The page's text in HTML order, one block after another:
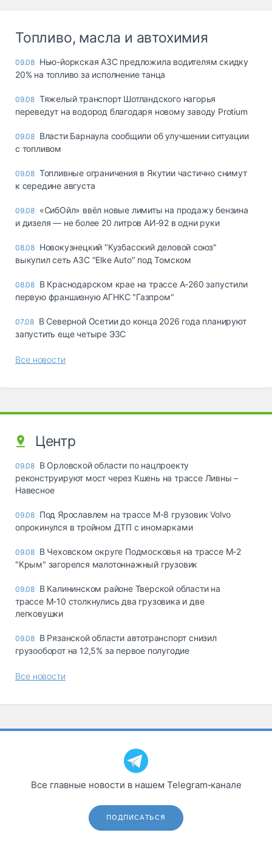
Топливо, масла и автохимия
09.08 Нью-йоркская АЗС предложила водителям скидку
20% на топливо за исполнение танца
09.08 Тяжелый транспорт Шотландского нагорья
переведут на водород благодаря новому заводу Protium
09.08 Власти Барнаула сообщили об улучшении ситуации
с топливом
09.08 Топливные ограничения в Якутии частично снимут
к середине августа
09.08 «СибОйл» ввёл новые лимиты на продажу бензина
и дизеля — не более 20 литров АИ‑92 в одни руки
08.08 Новокузнецкий "Кузбасский деловой союз"
выкупил сеть АЗС "Elke Auto" под Томском
08.08 В Краснодарском крае на трассе А-260 запустили
первую франшизную АГНКС "Газпром"
07.08 В Северной Осетии до конца 2026 года планируют
запустить еще четыре ЭЗС
Все новости
Центр
09.08 В Орловской области по нацпроекту
реконструируют мост через Кшень на трассе Ливны –
Навесное
09.08 Под Ярославлем на трассе М-8 грузовик Volvo
опрокинулся в тройном ДТП с иномарками
09.08 В Чеховском округе Подмосковья на трассе М-2
"Крым" загорелся малотоннажный грузовик
09.08 В Калининском районе Тверской области на
трассе М-10 столкнулись два грузовика и две
легковушки
09.08 В Рязанской области автотранспорт снизил
грузооборот на 12,5% за первое полугодие
Все новости
Все главные новости в нашем Telegram‑канале
ПОДПИСАТЬСЯ